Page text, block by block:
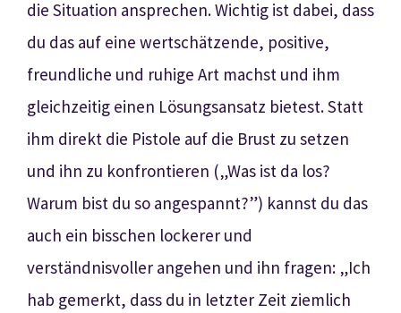
die Situation ansprechen. Wichtig ist dabei, dass
du das auf eine wertschätzende, positive,
freundliche und ruhige Art machst und ihm
gleichzeitig einen Lösungsansatz bietest. Statt
ihm direkt die Pistole auf die Brust zu setzen
und ihn zu konfrontieren („Was ist da los?
Warum bist du so angespannt?”) kannst du das
auch ein bisschen lockerer und
verständnisvoller angehen und ihn fragen: „Ich
hab gemerkt, dass du in letzter Zeit ziemlich